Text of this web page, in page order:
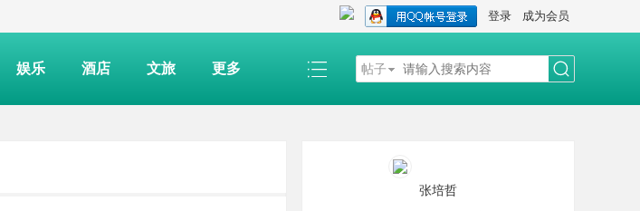
登录 成为会员
娱乐 酒店 文旅 更多 帖子
张培哲